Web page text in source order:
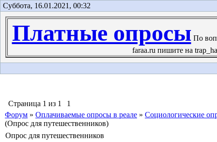
Суббота, 16.01.2021, 00:32
Платные опросыПо
faraa.ru пишите на
Страница 1 из 1
1
Форум » Оплачиваемые опросы в реале » Социологические
(Опрос для путешественников)
Опрос для путешественников